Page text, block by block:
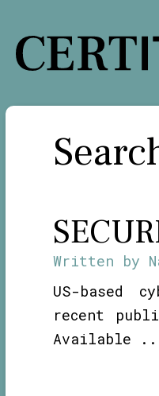
content
Written by
US-based
recent
Available